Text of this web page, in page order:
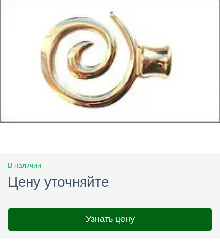
В наличии
Цену уточняйте
Узнать цену